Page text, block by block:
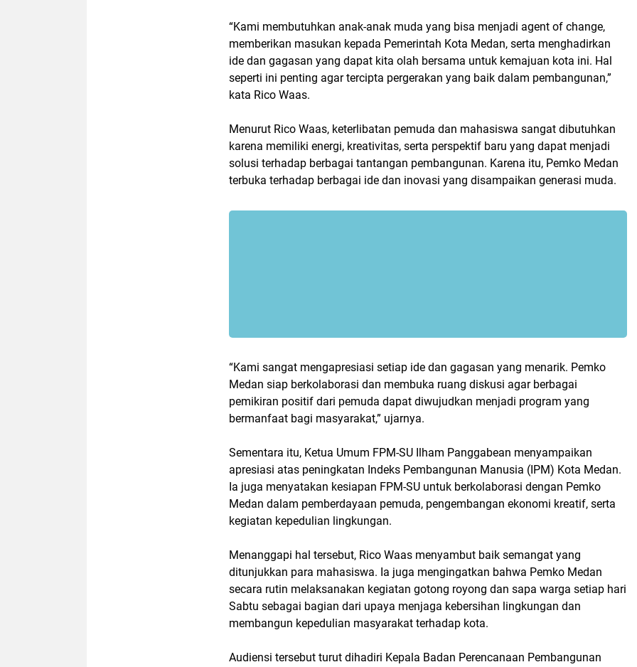
“Kami membutuhkan anak-anak muda yang bisa menjadi agent of change,
memberikan masukan kepada Pemerintah Kota Medan, serta menghadirkan
ide dan gagasan yang dapat kita olah bersama untuk kemajuan kota ini. Hal
seperti ini penting agar tercipta pergerakan yang baik dalam pembangunan,”
kata Rico Waas.
Menurut Rico Waas, keterlibatan pemuda dan mahasiswa sangat dibutuhkan
karena memiliki energi, kreativitas, serta perspektif baru yang dapat menjadi
solusi terhadap berbagai tantangan pembangunan. Karena itu, Pemko Medan
terbuka terhadap berbagai ide dan inovasi yang disampaikan generasi muda.
“Kami sangat mengapresiasi setiap ide dan gagasan yang menarik. Pemko
Medan siap berkolaborasi dan membuka ruang diskusi agar berbagai
pemikiran positif dari pemuda dapat diwujudkan menjadi program yang
bermanfaat bagi masyarakat,” ujarnya.
Sementara itu, Ketua Umum FPM-SU Ilham Panggabean menyampaikan
apresiasi atas peningkatan Indeks Pembangunan Manusia (IPM) Kota Medan.
Ia juga menyatakan kesiapan FPM-SU untuk berkolaborasi dengan Pemko
Medan dalam pemberdayaan pemuda, pengembangan ekonomi kreatif, serta
kegiatan kepedulian lingkungan.
Menanggapi hal tersebut, Rico Waas menyambut baik semangat yang
ditunjukkan para mahasiswa. Ia juga mengingatkan bahwa Pemko Medan
secara rutin melaksanakan kegiatan gotong royong dan sapa warga setiap hari
Sabtu sebagai bagian dari upaya menjaga kebersihan lingkungan dan
membangun kepedulian masyarakat terhadap kota.
Audiensi tersebut turut dihadiri Kepala Badan Perencanaan Pembangunan